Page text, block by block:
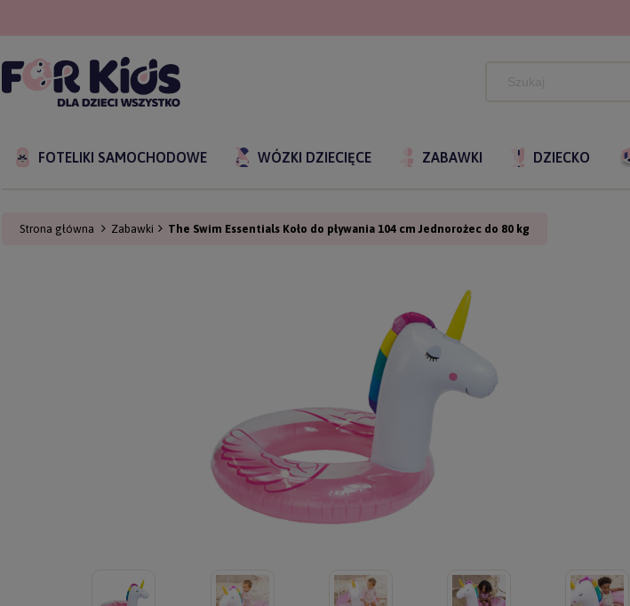
FOTELIKI SAMOCHODOWE WÓZKI DZIECIĘCE ZABAWKI DZIECKO
Strona główna Zabawki The Swim Essentials Koło do pływania 104 cm Jednorożec do 80 kg